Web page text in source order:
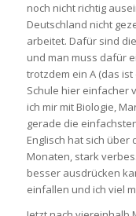
noch nicht richtig
Deutschland nicht
arbeitet. Dafür sind
und man muss dafür
trotzdem ein A (das ist
Schule hier einfacher
ich mir mit Biologie,
gerade die
Englisch hat sich über
Monaten, stark
besser ausdrücken
einfallen und ich viel